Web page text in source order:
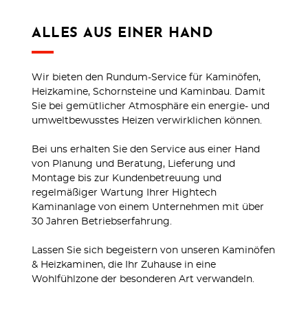
ALLES AUS EINER HAND
Wir bieten den Rundum-Service für Kaminöfen,
Heizkamine, Schornsteine und Kaminbau. Damit
Sie bei gemütlicher Atmosphäre ein energie- und
umweltbewusstes Heizen verwirklichen können.
Bei uns erhalten Sie den Service aus einer Hand
von Planung und Beratung, Lieferung und
Montage bis zur Kundenbetreuung und
regelmäßiger Wartung Ihrer Hightech
Kaminanlage von einem Unternehmen mit über
30 Jahren Betriebserfahrung.
Lassen Sie sich begeistern von unseren Kaminöfen
& Heizkaminen, die Ihr Zuhause in eine
Wohlfühlzone der besonderen Art verwandeln.